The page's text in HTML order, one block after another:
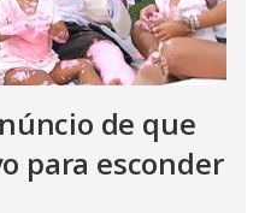
de que
para esconder